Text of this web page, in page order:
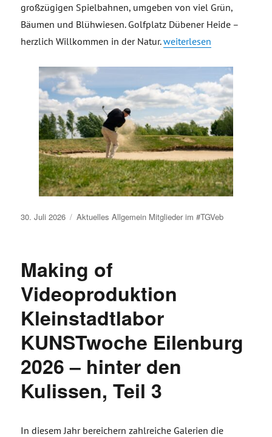
großzügigen Spielbahnen, umgeben von viel Grün,
Bäumen und Blühwiesen. Golfplatz Dübener Heide –
herzlich Willkommen in der Natur.„Golfplatz Dübener
weiterlesen
Veröffentlicht
30. Juli 2026 Aktuelles Allgemein Mitglieder im #TGVeb
Making of
Videoproduktion
Kleinstadtlabor
KUNSTwoche Eilenburg
2026 – hinter den
Kulissen, Teil 3
In diesem Jahr bereichern zahlreiche Galerien die